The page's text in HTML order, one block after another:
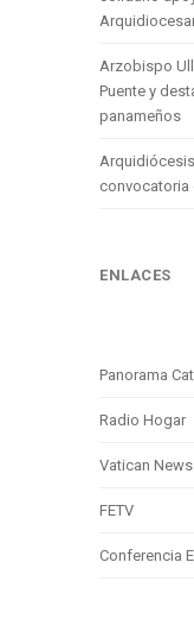
Arzobispo
Puente y
panameños
convocatoria
ENLACES
Panorama
Radio Hogar
Vatican News
FETV
Conferencia